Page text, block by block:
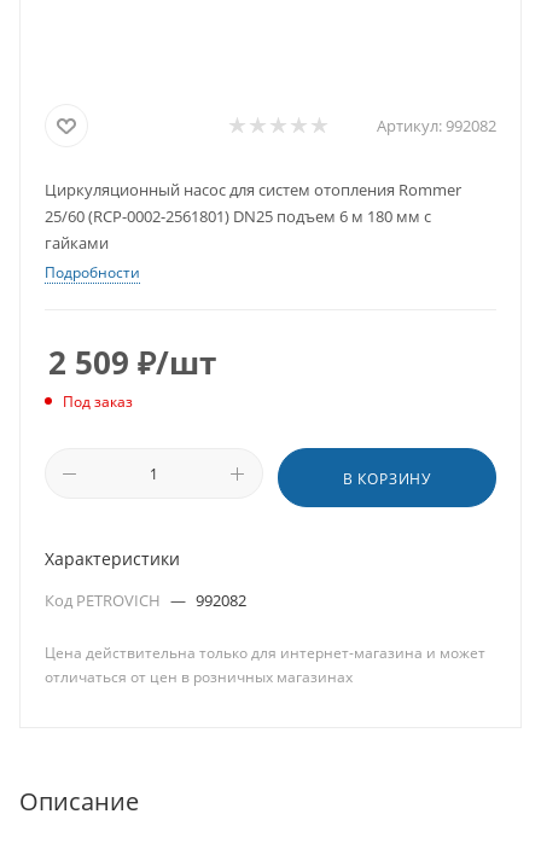
Артикул:992082
Циркуляционный насос для систем отопления Rommer
25/60 (RCP-0002-2561801) DN25 подъем 6 м 180 мм с
гайками
Подробности
2 509 ₽/шт
Под заказ
В КОРЗИНУ
Характеристики
Код PETROVICH — 992082
Цена действительна только для интернет-магазина и может
отличаться от цен в розничных магазинах
Описание